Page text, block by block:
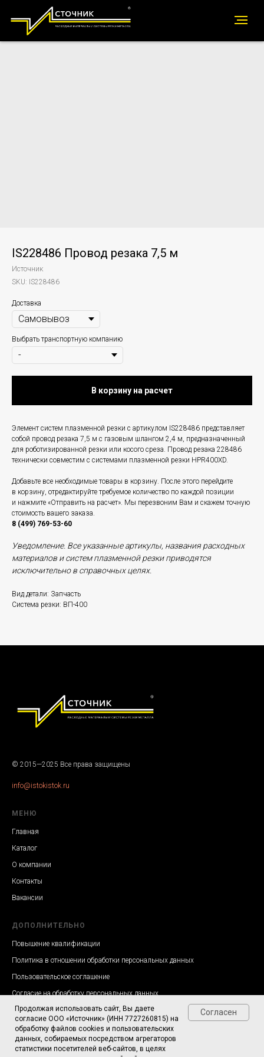
IS228486 Провод резака 7,5 м
Источник
SKU: IS228486
Доставка
Выбрать транспортную компанию
В корзину на расчет
Элемент систем плазменной резки с артикулом IS228486 представляет
собой провод резака 7,5 м с газовым шлангом 2,4 м, предназначенный
для роботизированной резки или косого среза. Провод резака 228486
технически совместим с системами плазменной резки HPR400XD.
Добавьте все необходимые товары в корзину. После этого перейдите
в корзину, отредактируйте требуемое количество по каждой позиции
и нажмите «Отправить на расчет». Мы перезвоним Вам и скажем точную
стоимость вашего заказа.
8 (499) 769-53-60
Уведомление. Все указанные артикулы, названия расходных
материалов и систем плазменной резки приводятся
исключительно в справочных целях.
Вид детали: Запчасть
Система резки: ВП-400
© 2015—2025 Все права защищены
info@istokistok.ru
МЕНЮ
Главная
Каталог
О компании
Контакты
Вакансии
ДОПОЛНИТЕЛЬНО
Повышение квалификации
Политика в отношении обработки персональных данных
Пользовательское соглашение
Согласие на обработку персональных данных
Продолжая использовать сайт, Вы даете
согласие ООО «Источник» (ИНН 7727260815) на
обработку файлов cookies и пользовательских
данных, собираемых посредством агрегаторов
статистики посетителей веб-сайтов, в целях
Согласен